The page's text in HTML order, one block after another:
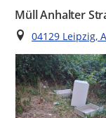
Müll Anhalter
Ort
04129 Leipzig,